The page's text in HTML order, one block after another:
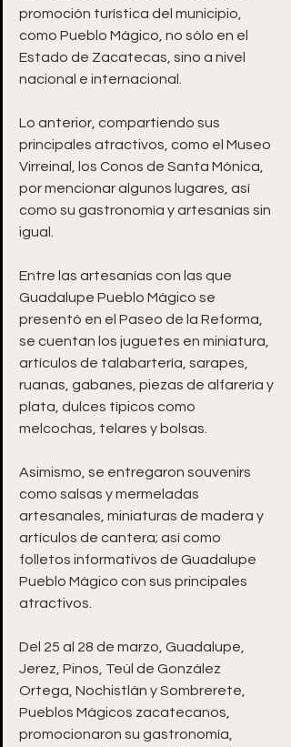
promoción turística del municipio,
como Pueblo Mágico, no sólo en el
Estado de Zacatecas, sino a nivel
nacional e internacional.
Lo anterior, compartiendo sus
principales atractivos, como el Museo
Virreinal, los Conos de Santa Mónica,
por mencionar algunos lugares, así
como su gastronomía y artesanías sin
igual.
Entre las artesanías con las que
Guadalupe Pueblo Mágico se
presentó en el Paseo de la Reforma,
se cuentan los juguetes en miniatura,
artículos de talabartería, sarapes,
ruanas, gabanes, piezas de alfarería y
plata, dulces típicos como
melcochas, telares y bolsas.
Asimismo, se entregaron souvenirs
como salsas y mermeladas
artesanales, miniaturas de madera y
artículos de cantera; así como
folletos informativos de Guadalupe
Pueblo Mágico con sus principales
atractivos.
Del 25 al 28 de marzo, Guadalupe,
Jerez, Pinos, Teúl de González
Ortega, Nochistlán y Sombrerete,
Pueblos Mágicos zacatecanos,
promocionaron su gastronomía,